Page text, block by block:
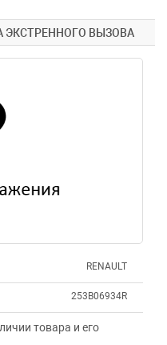
ЭКСТРЕННОГО ВЫЗОВА
RENAULT
253B06934R
товара и его